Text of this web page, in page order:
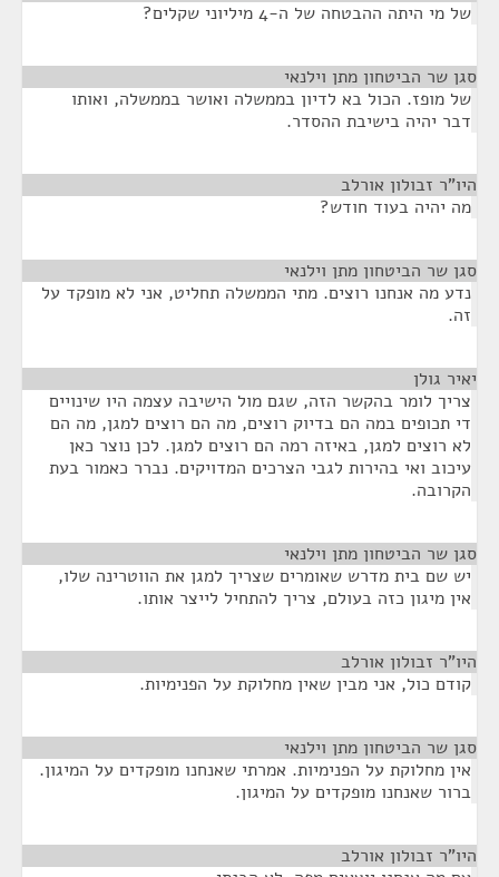
של מי היתה ההבטחה של ה-4 מיליוני שקלים?
סגן שר הביטחון מתן וילנאי
של מופז. הכול בא לדיון בממשלה ואושר בממשלה, ואותו
דבר יהיה בישיבת ההסדר.
היו"ר זבולון אורלב
מה יהיה בעוד חודש?
סגן שר הביטחון מתן וילנאי
נדע מה אנחנו רוצים. מתי הממשלה תחליט, אני לא מופקד על
זה.
יאיר גולן
צריך לומר בהקשר הזה, שגם מול הישיבה עצמה היו שינויים
די תכופים במה הם בדיוק רוצים, מה הם רוצים למגן, מה הם
לא רוצים למגן, באיזה רמה הם רוצים למגן. לכן נוצר כאן
עיכוב ואי בהירות לגבי הצרכים המדויקים. נברר כאמור בעת
הקרובה.
סגן שר הביטחון מתן וילנאי
יש שם בית מדרש שאומרים שצריך למגן את הווטרינה שלו,
אין מיגון כזה בעולם, צריך להתחיל לייצר אותו.
היו"ר זבולון אורלב
קודם כול, אני מבין שאין מחלוקת על הפנימיות.
סגן שר הביטחון מתן וילנאי
אין מחלוקת על הפנימיות. אמרתי שאנחנו מופקדים על המיגון.
ברור שאנחנו מופקדים על המיגון.
היו"ר זבולון אורלב